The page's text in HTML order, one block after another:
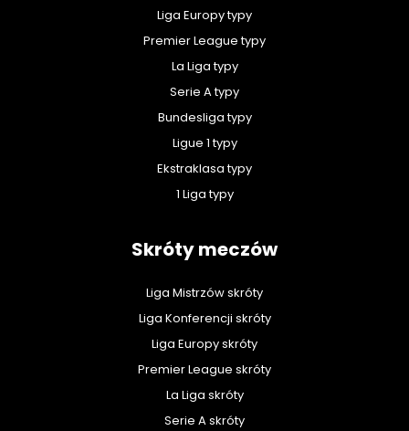
Liga Europy typy
Premier League typy
La Liga typy
Serie A typy
Bundesliga typy
Ligue 1 typy
Ekstraklasa typy
1 Liga typy
Skróty meczów
Liga Mistrzów skróty
Liga Konferencji skróty
Liga Europy skróty
Premier League skróty
La Liga skróty
Serie A skróty